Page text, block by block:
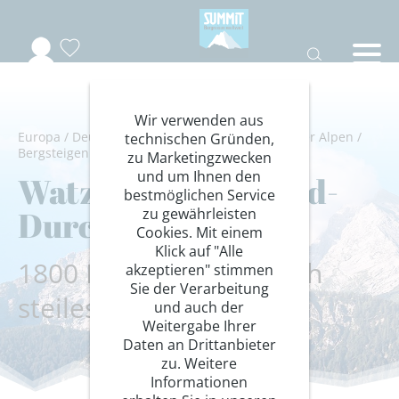
Europa / Deutschland/Bayern/Berchtesgadener Alpen /
Bergsteigen
Klettern
Watzmann Ostwand-
Durchsteigung
1800 Höhenmeter durch
steiles Felsgelände
Wir verwenden aus
technischen Gründen,
zu Marketingzwecken
und um Ihnen den
bestmöglichen Service
zu gewährleisten
Cookies. Mit einem
Klick auf "Alle
akzeptieren" stimmen
Sie der Verarbeitung
und auch der
Weitergabe Ihrer
Daten an Drittanbieter
zu. Weitere
Informationen